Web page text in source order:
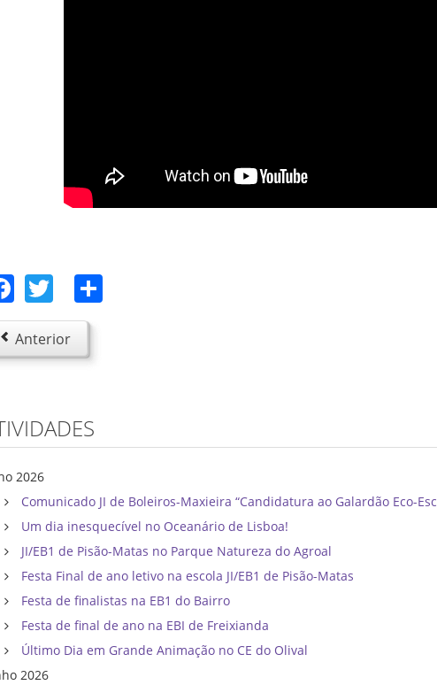
Facebook
Twitter
Anterior
2026
Comunicado JI de Boleiros-Maxieira “Candidatura ao Galardão Eco-
Um dia inesquecível no Oceanário de Lisboa!
JI/EB1 de Pisão-Matas no Parque Natureza do Agroal
Festa Final de ano letivo na escola JI/EB1 de Pisão-Matas
Festa de finalistas na EB1 do Bairro
Festa de final de ano na EBI de Freixianda
Último Dia em Grande Animação no CE do Olival
2026